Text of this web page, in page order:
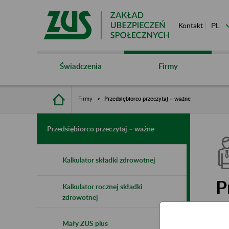
Kontakt
Świadczenia Firmy
Firmy Przedsiębiorco przeczytaj – ważne
Przedsiębiorco przeczytaj – ważne
Kalkulator składki zdrowotnej
Kalkulator rocznej składki
zdrowotnej
Mały ZUS plus